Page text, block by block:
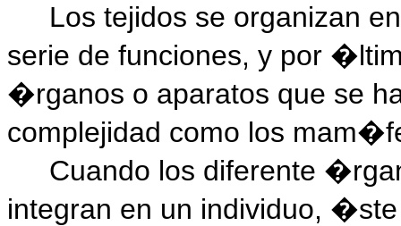
Los tejidos se organizan
serie de funciones, y por
�rganos o aparatos que se
complejidad como los
Cuando los diferente
integran en un individuo,